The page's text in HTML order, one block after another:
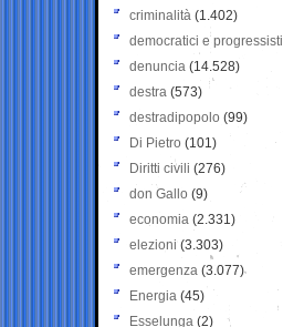
criminalità (1.402)
democratici e progressisti
denuncia (14.528)
destra (573)
destradipopolo (99)
Di Pietro (101)
Diritti civili (276)
don Gallo (9)
economia (2.331)
elezioni (3.303)
emergenza (3.077)
Energia (45)
Esselunga (2)